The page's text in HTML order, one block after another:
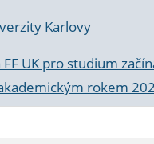
Karlovy
UK pro studium
rokem